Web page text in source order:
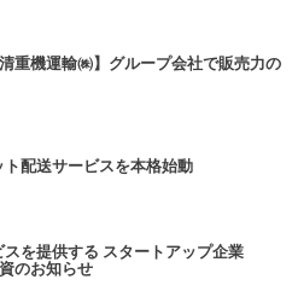
重機運輸㈱】グループ会社で販売力の
配送サービスを本格始動
スを提供する スタートアップ企業
のお知らせ